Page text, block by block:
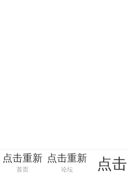
点击重新
加载
首页
点击重新
加载
论坛 点击